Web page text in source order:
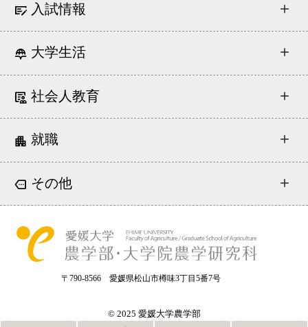
入試情報
大学生活
社会人教育
就職
その他
〒790-8566 愛媛県松山市樽味3丁目5番7号
© 2025 愛媛大学農学部